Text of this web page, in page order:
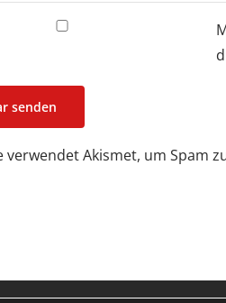
verwendet Akismet, um Spam